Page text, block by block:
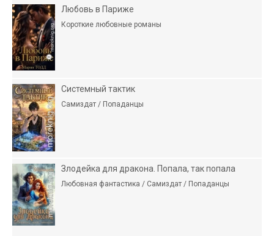
Любовь в Париже
Короткие любовные романы
Системный тактик
Самиздат / Попаданцы
Злодейка для дракона. Попала, так попала
Любовная фантастика / Самиздат / Попаданцы